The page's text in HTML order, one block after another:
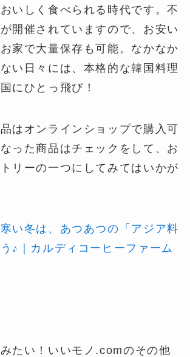
いしく食べられる時代です。不
開催されていますので、お安い
家で大量保存も可能。なかなか
い日々には、本格的な韓国料理
にひとっ飛び！
はオンラインショップで購入可
った商品はチェックをして、お
リーの一つにしてみてはいかが
寒い冬は、あつあつの「アジア料
♪｜カルディコーヒーファーム
みたい！いいモノ.comのその他